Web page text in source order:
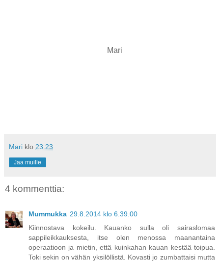
Mari
Mari klo 23.23
Jaa muille
4 kommenttia:
Mummukka 29.8.2014 klo 6.39.00
Kiinnostava kokeilu. Kauanko sulla oli sairaslomaa
sappileikkauksesta, itse olen menossa maanantaina
operaatioon ja mietin, että kuinkahan kauan kestää toipua.
Toki sekin on vähän yksilöllistä. Kovasti jo zumbattaisi mutta